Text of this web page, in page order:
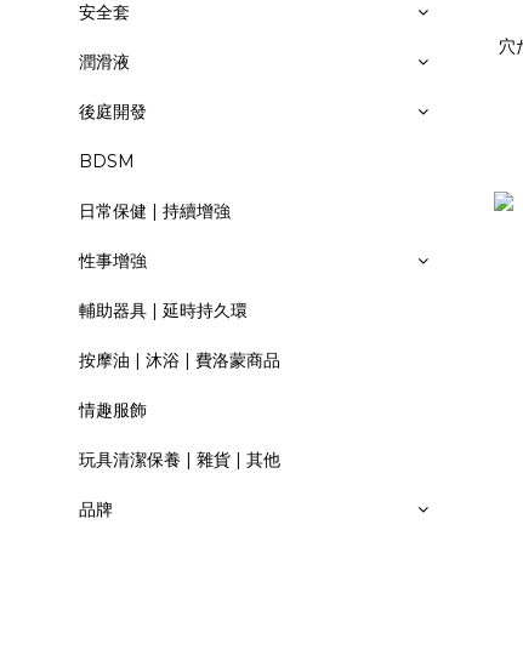
安全套
潤滑液
後庭開發
BDSM
日常保健 | 持續增強
性事增強
輔助器具 | 延時持久環
按摩油 | 沐浴 | 費洛蒙商品
情趣服飾
玩具清潔保養 | 雜貨 | 其他
品牌
穴